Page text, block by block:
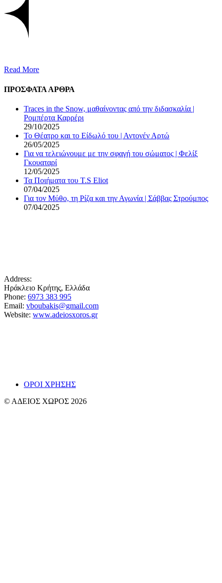
Read More
ΠΡΟΣΦΑΤΑ ΑΡΘΡΑ
Traces in the Snow, μαθαίνοντας από την διδασκαλία |
Ρομπέρτα Καρρέρι
29/10/2025
Το Θέατρο και το Είδωλό του | Αντονέν Αρτώ
26/05/2025
Για να τελειώνουμε με την σφαγή του σώματος | Φελίξ
Γκουαταρί
12/05/2025
Τα Ποιήματα του T.S Eliot
07/04/2025
Για τον Μύθο, τη Ρίζα και την Αγωνία | Σάββας Στρούμπος
07/04/2025
Address:
Ηράκλειο Κρήτης, Ελλάδα
Phone: 6973 383 995
Email: vboubakis@gmail.com
Website: www.adeiosxoros.gr
ΟΡΟΙ ΧΡΗΣΗΣ
© ΑΔΕΙΟΣ ΧΩΡΟΣ 2026